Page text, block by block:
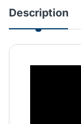
Description